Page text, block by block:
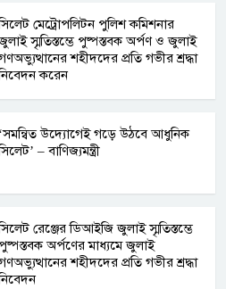
মেট্রোপলিটন পুলিশ কমিশনার
স্মৃতিস্তম্ভে পুষ্পস্তবক অর্পণ ও জুলাই
শহীদদের প্রতি গভীর শ্রদ্ধা
করেন
‘সমন্বিত উদ্যোগেই গড়ে উঠবে আধুনিক
– বাণিজ্যমন্ত্রী
রেঞ্জের ডিআইজি জুলাই স্মৃতিস্তম্ভে
পুষ্পস্তবক অর্পণের মাধ্যমে জুলাই
শহীদদের প্রতি গভীর শ্রদ্ধা